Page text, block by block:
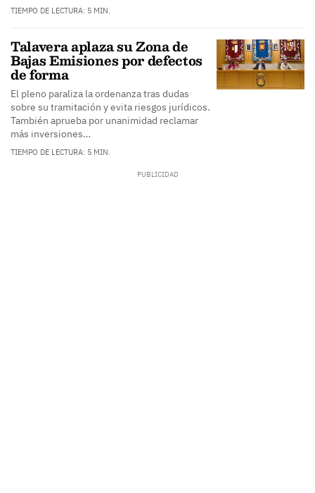
TIEMPO DE LECTURA: 5 MIN.
Talavera aplaza su Zona de
Bajas Emisiones por defectos
de forma
El pleno paraliza la ordenanza tras dudas
sobre su tramitación y evita riesgos jurídicos.
También aprueba por unanimidad reclamar
más inversiones…
TIEMPO DE LECTURA: 5 MIN.